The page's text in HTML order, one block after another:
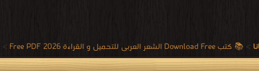
> 📚 كتب Download Free الشعر العربى للتحميل و القراءة 2026 Free PDF >